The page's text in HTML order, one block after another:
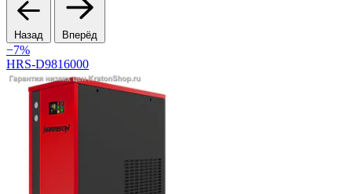
Назад Вперёд
−7%
HRS-D9816000